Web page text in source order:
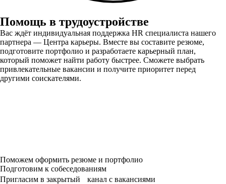
Помощь в трудоустройстве
Вас ждёт индивидуальная поддержка HR специалиста нашего
партнера — Центра карьеры. Вместе вы составите резюме,
подготовите портфолио и разработаете карьерный план,
который поможет найти работу быстрее. Сможете выбрать
привлекательные вакансии и получите приоритет перед
другими соискателями.
Поможем оформить резюме и портфолио
Подготовим к собеседованиям
Пригласим в закрытый канал с вакансиями